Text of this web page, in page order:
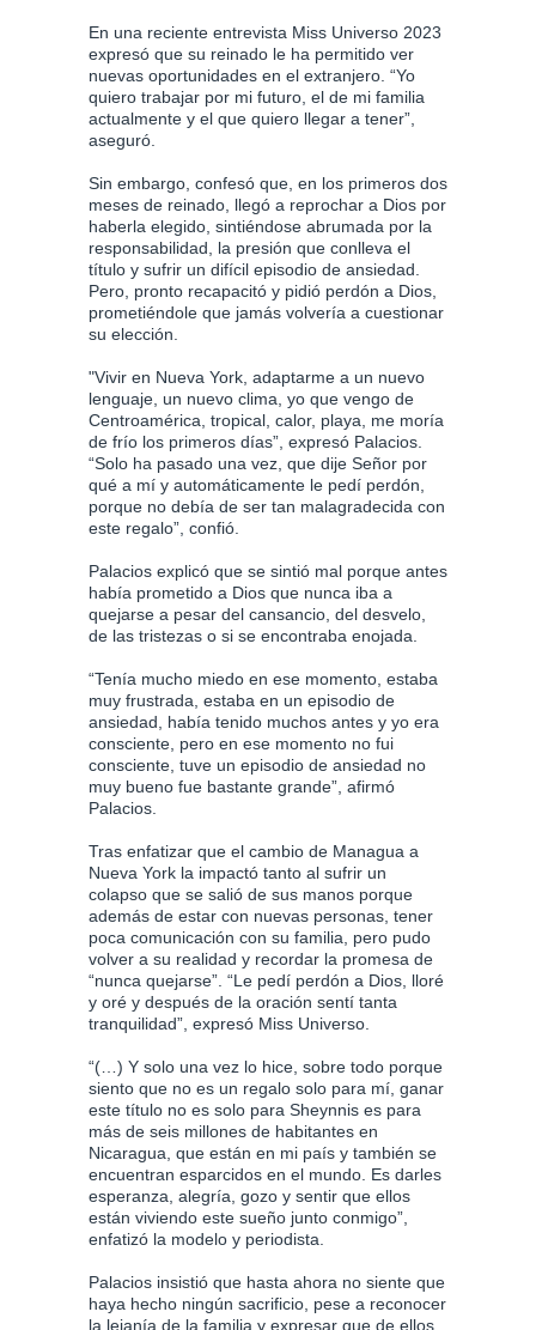
En una reciente entrevista Miss Universo 2023
expresó que su reinado le ha permitido ver
nuevas oportunidades en el extranjero. “Yo
quiero trabajar por mi futuro, el de mi familia
actualmente y el que quiero llegar a tener”,
aseguró.
Sin embargo, confesó que, en los primeros dos
meses de reinado, llegó a reprochar a Dios por
haberla elegido, sintiéndose abrumada por la
responsabilidad, la presión que conlleva el
título y sufrir un difícil episodio de ansiedad.
Pero, pronto recapacitó y pidió perdón a Dios,
prometiéndole que jamás volvería a cuestionar
su elección.
"Vivir en Nueva York, adaptarme a un nuevo
lenguaje, un nuevo clima, yo que vengo de
Centroamérica, tropical, calor, playa, me moría
de frío los primeros días”, expresó Palacios.
“Solo ha pasado una vez, que dije Señor por
qué a mí y automáticamente le pedí perdón,
porque no debía de ser tan malagradecida con
este regalo”, confió.
Palacios explicó que se sintió mal porque antes
había prometido a Dios que nunca iba a
quejarse a pesar del cansancio, del desvelo,
de las tristezas o si se encontraba enojada.
“Tenía mucho miedo en ese momento, estaba
muy frustrada, estaba en un episodio de
ansiedad, había tenido muchos antes y yo era
consciente, pero en ese momento no fui
consciente, tuve un episodio de ansiedad no
muy bueno fue bastante grande”, afirmó
Palacios.
Tras enfatizar que el cambio de Managua a
Nueva York la impactó tanto al sufrir un
colapso que se salió de sus manos porque
además de estar con nuevas personas, tener
poca comunicación con su familia, pero pudo
volver a su realidad y recordar la promesa de
“nunca quejarse”. “Le pedí perdón a Dios, lloré
y oré y después de la oración sentí tanta
tranquilidad”, expresó Miss Universo.
“(…) Y solo una vez lo hice, sobre todo porque
siento que no es un regalo solo para mí, ganar
este título no es solo para Sheynnis es para
más de seis millones de habitantes en
Nicaragua, que están en mi país y también se
encuentran esparcidos en el mundo. Es darles
esperanza, alegría, gozo y sentir que ellos
están viviendo este sueño junto conmigo”,
enfatizó la modelo y periodista.
Palacios insistió que hasta ahora no siente que
haya hecho ningún sacrificio, pese a reconocer
la lejanía de la familia y expresar que de ellos